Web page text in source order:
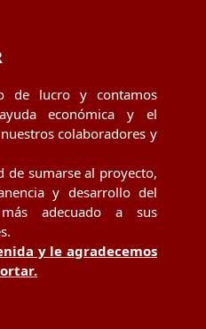
de lucro y contamos
económica y el
colaboradores y
de sumarse al proyecto,
y desarrollo del
adecuado a sus
y le agradecemos